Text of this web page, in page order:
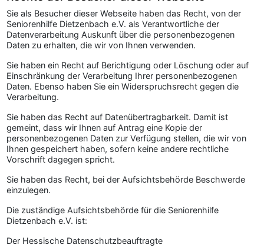
Sie als Besucher dieser Webseite haben das Recht, von der
Seniorenhilfe Dietzenbach e.V. als Verantwortliche der
Datenverarbeitung Auskunft über die personenbezogenen
Daten zu erhalten, die wir von Ihnen verwenden.
Sie haben ein Recht auf Berichtigung oder Löschung oder auf
Einschränkung der Verarbeitung Ihrer personenbezogenen
Daten. Ebenso haben Sie ein Widerspruchsrecht gegen die
Verarbeitung.
Sie haben das Recht auf Datenübertragbarkeit. Damit ist
gemeint, dass wir Ihnen auf Antrag eine Kopie der
personenbezogenen Daten zur Verfügung stellen, die wir von
Ihnen gespeichert haben, sofern keine andere rechtliche
Vorschrift dagegen spricht.
Sie haben das Recht, bei der Aufsichtsbehörde Beschwerde
einzulegen.
Die zuständige Aufsichtsbehörde für die Seniorenhilfe
Dietzenbach e.V. ist:
Der Hessische Datenschutzbeauftragte